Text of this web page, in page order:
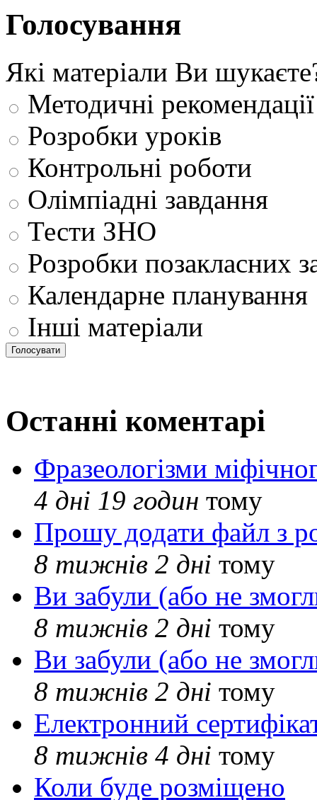
Голосування
Які матеріали Ви
Методичні рекомендації
Розробки уроків
Контрольні роботи
Олімпіадні завдання
Тести ЗНО
Розробки позакласних
Календарне планування
Інші матеріали
Останні коментарі
Фразеологізми
4 дні 19 годин тому
Прошу додати файл з
8 тижнів 2 дні тому
Ви забули (або не
8 тижнів 2 дні тому
Ви забули (або не
8 тижнів 2 дні тому
Електронний
8 тижнів 4 дні тому
Коли буде розміщено